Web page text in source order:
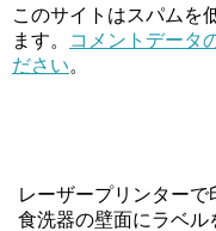
このサイトはスパムを
ます。
コメントデータ
ださい。
レーザープリンターで
食洗器の壁面にラベル